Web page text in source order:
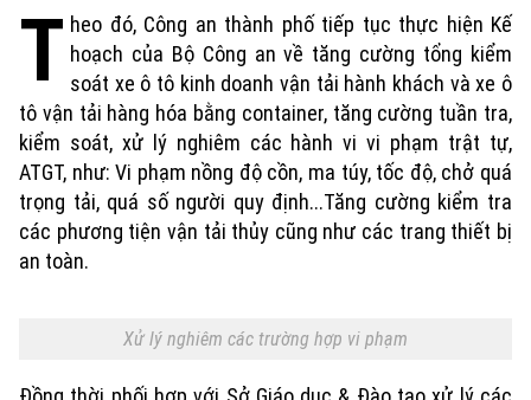
T heo đó, Công an thành phố tiếp tục thực hiện Kế
hoạch của Bộ Công an về tăng cường tổng kiểm
soát xe ô tô kinh doanh vận tải hành khách và xe ô
tô vận tải hàng hóa bằng container, tăng cường tuần tra,
kiểm soát, xử lý nghiêm các hành vi vi phạm trật tự,
ATGT, như: Vi phạm nồng độ cồn, ma túy, tốc độ, chở quá
trọng tải, quá số người quy định...Tăng cường kiểm tra
các phương tiện vận tải thủy cũng như các trang thiết bị
an toàn.
Xử lý nghiêm các trường hợp vi phạm